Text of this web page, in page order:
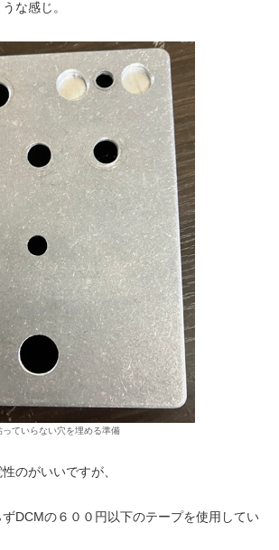
な感じ。
ていらない穴を埋める準備
のがいいですが、
DCMの６００円以下のテープを使用してい